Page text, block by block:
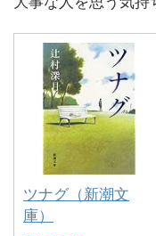
ツナグ（新潮文
庫）